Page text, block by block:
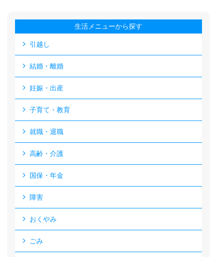
生活メニューから探す
引越し
結婚・離婚
妊娠・出産
子育て・教育
就職・退職
高齢・介護
国保・年金
障害
おくやみ
ごみ